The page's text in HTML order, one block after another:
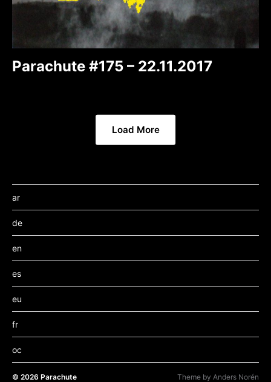
Parachute #175 – 22.11.2017
Load More
ar
de
en
es
eu
fr
oc
© 2026 Parachute Theme by Anders Norén